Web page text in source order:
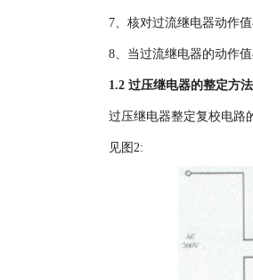
7、核对过流继电器动作
8、当过流继电器的动作
1.2 过压继电器的整定方法
过压继电器整定复校电路
见图2: